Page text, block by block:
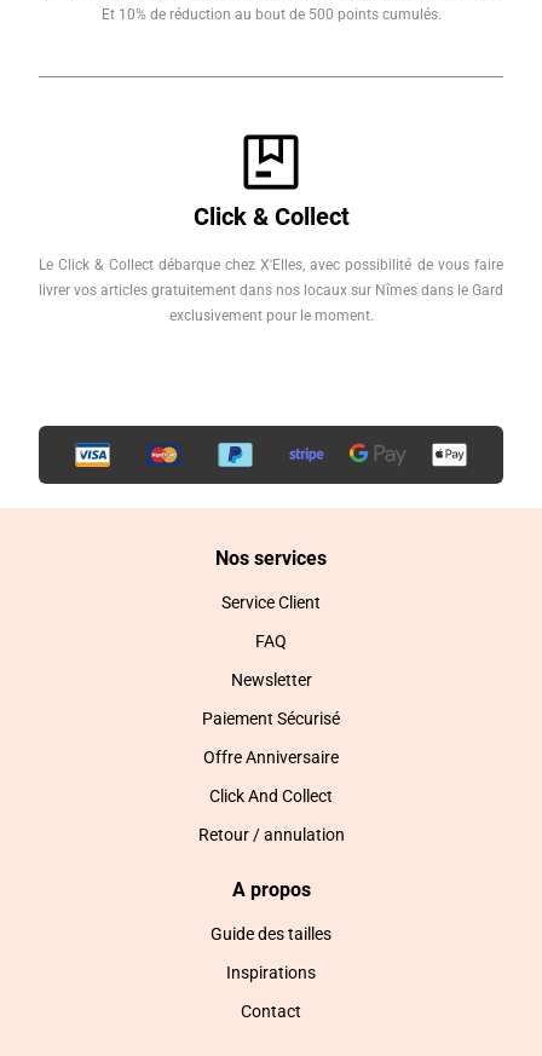
Et 10% de réduction au bout de 500 points cumulés.
Click & Collect
Le Click & Collect débarque chez X'Elles, avec possibilité de vous faire
livrer vos articles gratuitement dans nos locaux sur Nîmes dans le Gard
exclusivement pour le moment.
Nos services
Service Client
FAQ
Newsletter
Paiement Sécurisé
Offre Anniversaire
Click And Collect
Retour / annulation
A propos
Guide des tailles
Inspirations
Contact